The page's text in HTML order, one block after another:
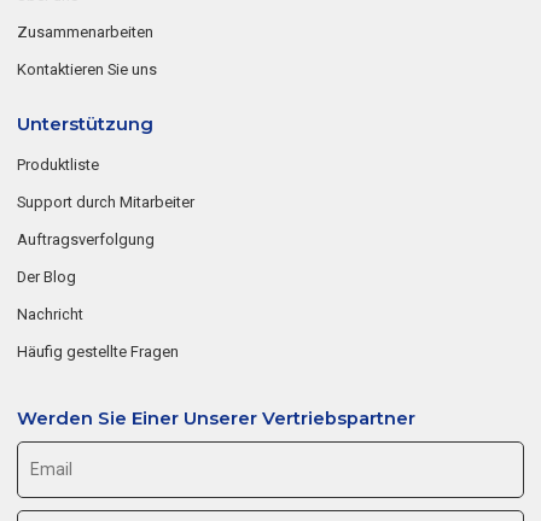
Zusammenarbeiten
Kontaktieren Sie uns
Unterstützung
Produktliste
Support durch Mitarbeiter
Auftragsverfolgung
Der Blog
Nachricht
Häufig gestellte Fragen
Werden Sie Einer Unserer Vertriebspartner